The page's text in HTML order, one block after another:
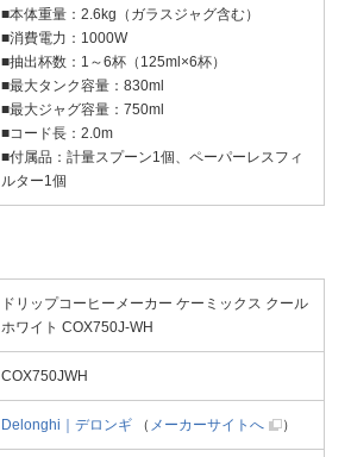
■本体重量：2.6kg（ガラスジャグ含む）
■消費電力：1000W
■抽出杯数：1～6杯（125ml×6杯）
■最大タンク容量：830ml
■最大ジャグ容量：750ml
■コード長：2.0m
■付属品：計量スプーン1個、ペーパーレスフィ
ルター1個
ドリップコーヒーメーカー ケーミックス クール
ホワイト COX750J-WH
COX750JWH
Delonghi｜デロンギ （ メーカーサイトへ ）